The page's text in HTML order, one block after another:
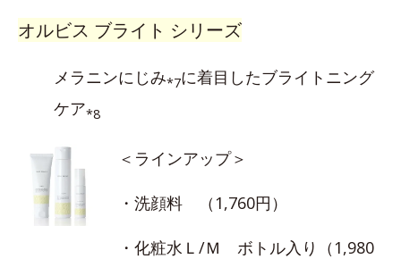
オルビス ブライト シリーズ
メラニンにじみ*7に着目したブライトニング
ケア*8
＜ラインアップ＞
・洗顔料 （1,760円）
・化粧水Ｌ/Ｍ ボトル入り（1,980